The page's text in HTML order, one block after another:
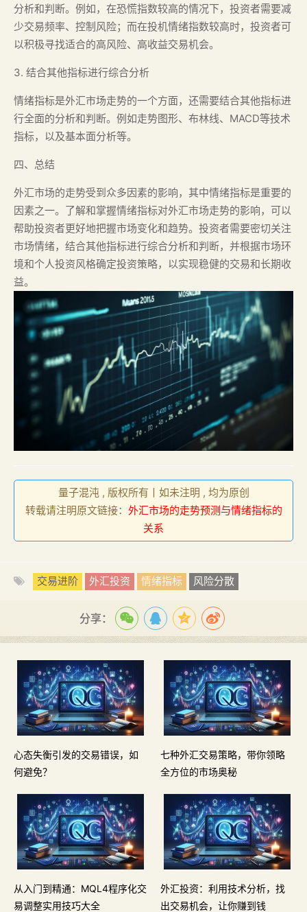
分析和判断。例如，在恐慌指数较高的情况下，投资者需要减
少交易频率、控制风险；而在投机情绪指数较高时，投资者可
以积极寻找适合的高风险、高收益交易机会。
3. 结合其他指标进行综合分析
情绪指标是外汇市场走势的一个方面，还需要结合其他指标进
行全面的分析和判断。例如走势图形、布林线、MACD等技术
指标，以及基本面分析等。
四、总结
外汇市场的走势受到众多因素的影响，其中情绪指标是重要的
因素之一。了解和掌握情绪指标对外汇市场走势的影响，可以
帮助投资者更好地把握市场变化和趋势。投资者需要密切关注
市场情绪，结合其他指标进行综合分析和判断，并根据市场环
境和个人投资风格确定投资策略，以实现稳健的交易和长期收
益。
量子混沌 , 版权所有丨如未注明 , 均为原创
转载请注明原文链接： 外汇市场的走势预测与情绪指标的
关系
交易进阶 外汇投资 情绪指标 风险分散
分享：
心态失衡引发的交易错误，如
何避免？
七种外汇交易策略，带你领略
全方位的市场奥秘
从入门到精通：MQL4程序化交
易调整实用技巧大全
外汇投资：利用技术分析，找
出交易机会，让你赚到钱